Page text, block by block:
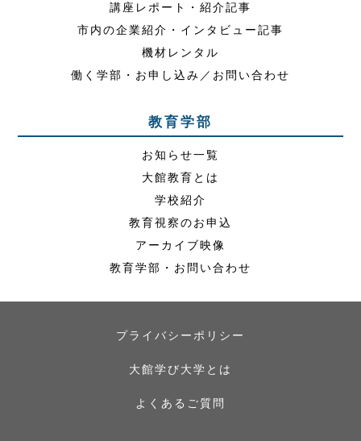
講座レポート・紹介記事
市内の企業紹介・インタビュー記事
機材レンタル
働く学部・お申し込み／お問い合わせ
教育学部
お知らせ一覧
大館教育とは
学校紹介
教育視察のお申込
アーカイブ映像
教育学部・お問い合わせ
プライバシーポリシー
大館学び大学とは
よくあるご質問